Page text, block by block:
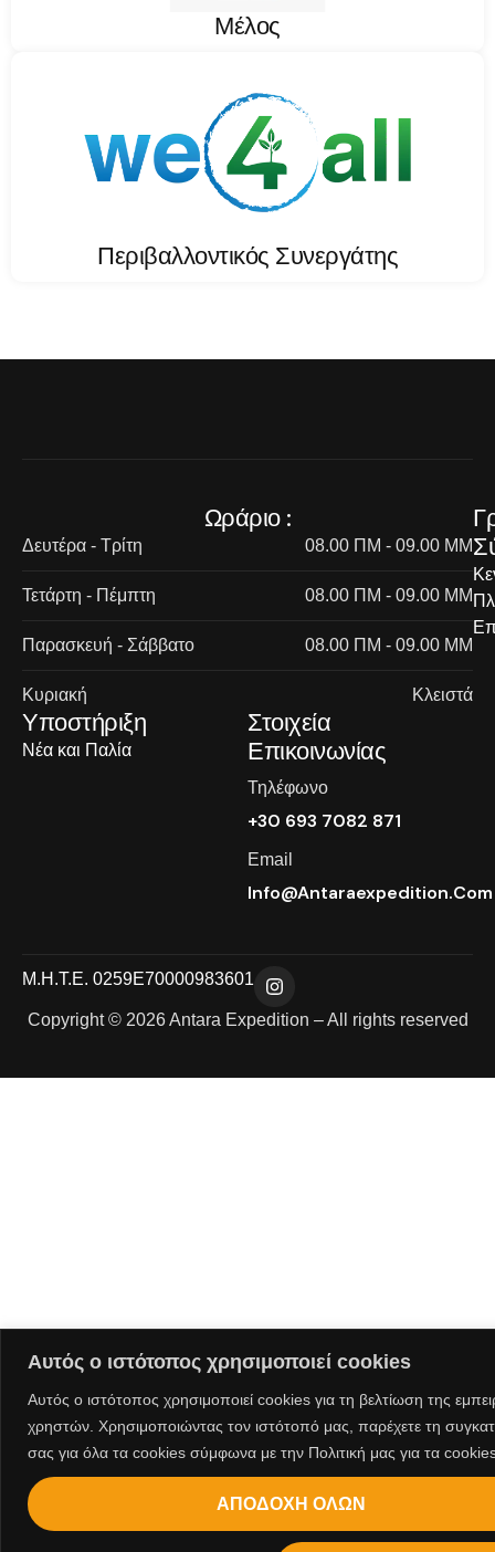
Αυτός ο ιστότοπος χρησιμοποιεί cookies
Αυτός ο ιστότοπος χρησιμοποιεί cookies για τη βελτίωση της
χρηστών. Χρησιμοποιώντας τον ιστότοπό μας, παρέχετε τη
σας για όλα τα cookies σύμφωνα με την Πολιτική μας για τα
ΑΠΟΔΟΧΗ ΟΛΩΝ
Μέλος
Περιβαλλοντικός Συνεργάτης
Ωράριο :
Δευτέρα - Τρίτη 08.00 ΠΜ - 09.00 ΜΜ
Τετάρτη - Πέμπτη 08.00 ΠΜ - 09.00 ΜΜ
Παρασκευή - Σάββατο 08.00 ΠΜ - 09.00 ΜΜ
Κυριακή Κλειστά
Υποστήριξη
Νέα και Παλία
Στοιχεία
Επικοινωνίας
Τηλέφωνο
+30 693 7082 871
Email
Info@antaraexpedition.com
Copyright © 2026 Antara Expedition – All rights reserved
Μ.Η.Τ.Ε. 0259Ε70000983601